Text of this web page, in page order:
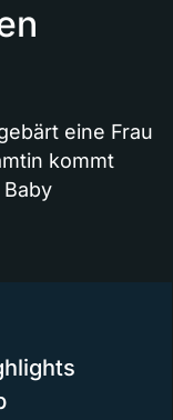
eine Frau
kommt